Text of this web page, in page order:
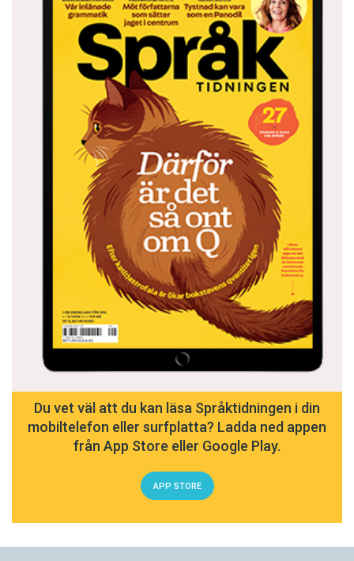
Du vet väl att du kan läsa Språktidningen i din
mobiltelefon eller surfplatta? Ladda ned appen
från App Store eller Google Play.
APP STORE